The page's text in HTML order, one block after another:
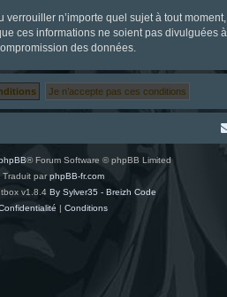
n’importe quel sujet à tout
ces informations ne soient pas divulguées
des données.
® Forum Software © phpBB Limited
Traduit parphpBB-fr.com
v1.8.4 By Sylver35 - Breizh Code
| Conditions